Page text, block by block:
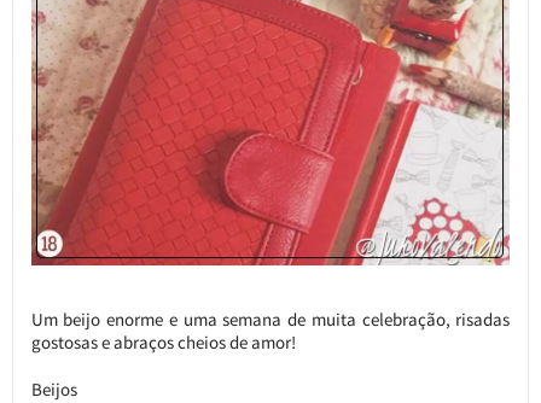
Um beijo enorme e uma semana de muita celebração, risadas
gostosas e abraços cheios de amor!
Beijos